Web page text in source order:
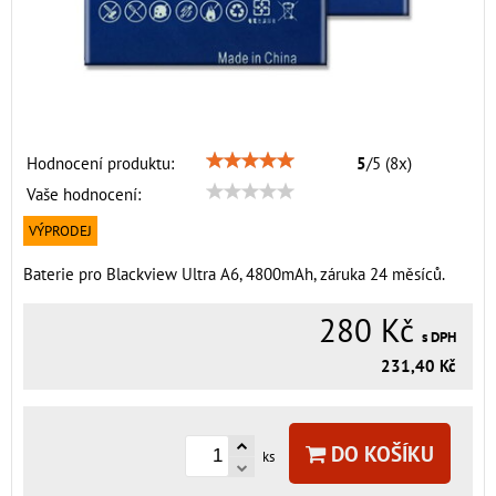
Hodnocení produktu: 5/5 (8x)
Vaše hodnocení:
VÝPRODEJ
Baterie pro Blackview Ultra A6, 4800mAh, záruka 24 měsíců.
280 Kč s DPH
231,40 Kč
ks DO KOŠÍKU